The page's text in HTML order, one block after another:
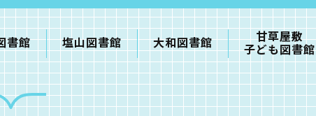
書館 塩山図書館 大和図書館 甘草屋敷
子ども図書館